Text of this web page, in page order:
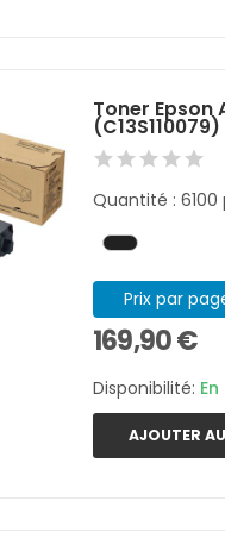
Toner Epson
Quantité : 6100
Prix par
169,90 €
Disponibilité:
AJOUTER